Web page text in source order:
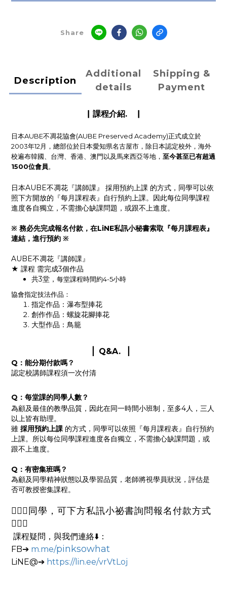
Share
Description
Additional
details
Shipping &
Payment
▏課程介紹. ▏
日本AUBE不凋花協會(AUBE Preserved Academy)正式成立於
2003年12月，總部位於日本愛知県名古屋市，除日本認定校外，海外
校遍布韓國、台灣、香港、澳門以及馬來西亞等地， 至今甚至已有超過
1500位會員。
日本AUBE不凋花『講師課』 採用預約上課 的方式，同學可以依
照下方開放的『每月課程表』自行預約上課。因此每位同學課程
進度各自獨立，不需擔心缺課問題，或跟不上進度。
※ 務必先完成報名付款，在LiNE私訊小秘書索取『每月課程表』
連結，進行預約 ※
AUBE不凋花『講師課』
★ 課程 需完成3個作品
共3堂， 每堂課程時間約4-5小時
協會指定技法作品：
指定作品：瀑布型捧花
創作作品：螺旋花腳捧花
大型作品：鳥籠
▏Q&A. ▏
Q：能分期付款嗎？
認定校講師課程須一次付清
Q：每堂課的同學人數？
為顧及最佳的教學品質，因此在同一時間小班制，至多4人，三人
以上皆有助理。
雖 採用預約上課 的方式，同學可以依照『每月課程表』自行預約
上課。所以每位同學課程進度各自獨立，不需擔心缺課問題，或
跟不上進度。
Q：有密集班嗎？
為顧及同學精神狀態以及學習品質，老師將視學員狀況，評估是
否可教授密集課程。
🙋🏻‍♀️同學，可下方私訊小祕書詢問報名付款方式
🙋🏻‍♀️
課程疑問，與我們連絡⬇️：
FB➔ m.me/pinksowhat
LiNE@➔ https://lin.ee/vrVtLoj